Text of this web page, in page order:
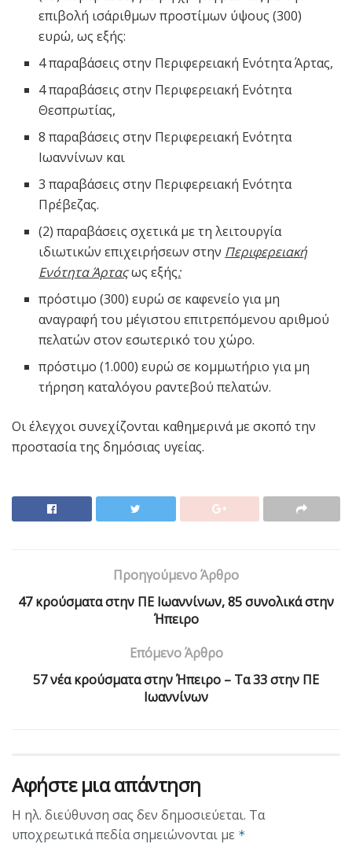
επιβολή ισάριθμων προστίμων ύψους (300)
ευρώ, ως εξής:
4 παραβάσεις στην Περιφερειακή Ενότητα Άρτας,
4 παραβάσεις στην Περιφερειακή Ενότητα
Θεσπρωτίας,
8 παραβάσεις στην Περιφερειακή Ενότητα
Ιωαννίνων και
3 παραβάσεις στην Περιφερειακή Ενότητα
Πρέβεζας.
(2) παραβάσεις σχετικά με τη λειτουργία
ιδιωτικών επιχειρήσεων στην Περιφερειακή
Ενότητα Άρταςως εξής:
πρόστιμο (300) ευρώ σε καφενείο για μη
αναγραφή του μέγιστου επιτρεπόμενου αριθμού
πελατών στον εσωτερικό του χώρο.
πρόστιμο (1.000) ευρώ σε κομμωτήριο για μη
τήρηση καταλόγου ραντεβού πελατών.
Οι έλεγχοι συνεχίζονται καθημερινά με σκοπό την
προστασία της δημόσιας υγείας.
Προηγούμενο Άρθρο
47 κρούσματα στην ΠΕ Ιωαννίνων, 85 συνολικά στην
Ήπειρο
Επόμενο Άρθρο
57 νέα κρούσματα στην Ήπειρο – Τα 33 στην ΠΕ
Ιωαννίνων
Αφήστε μια απάντηση
Η ηλ. διεύθυνση σας δεν δημοσιεύεται. Τα
υποχρεωτικά πεδία σημειώνονται με *